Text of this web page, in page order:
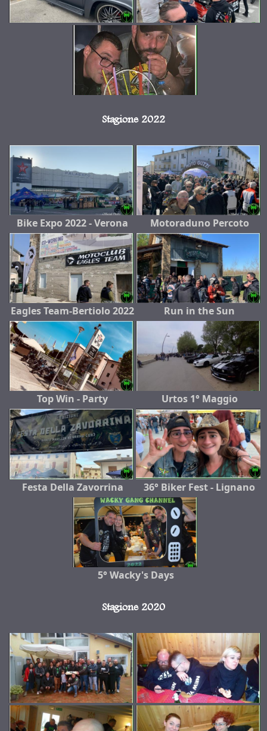
Stagione 2022
Bike Expo 2022 - Verona Motoraduno Percoto
Eagles Team-Bertiolo 2022 Run in the Sun
Top Win - Party Urtos 1° Maggio
Festa Della Zavorrina 36° Biker Fest - Lignano
5° Wacky's Days
Stagione 2020